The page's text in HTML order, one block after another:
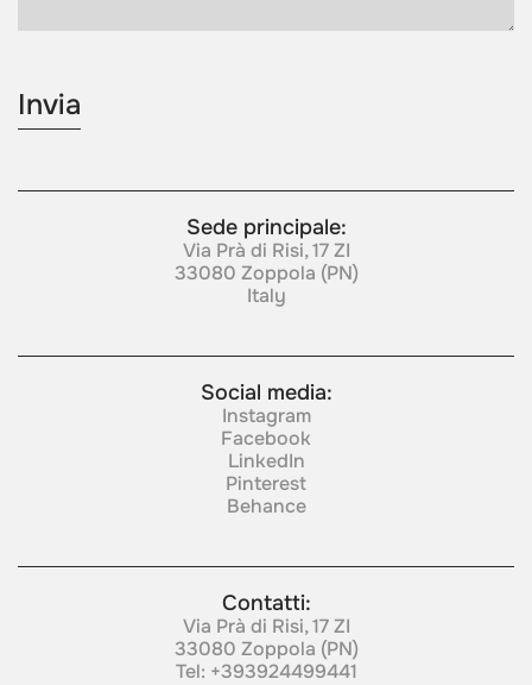
Sede principale:
Via Prà di Risi, 17 ZI
33080 Zoppola (PN)
Italy
Social media:
Instagram
Facebook
LinkedIn
Pinterest
Behance
Contatti:
Via Prà di Risi, 17 ZI
33080 Zoppola (PN)
Tel: +393924499441